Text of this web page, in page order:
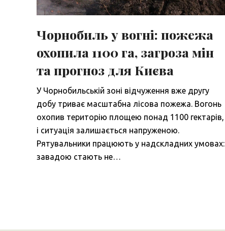
Чорнобиль у вогні: пожежа
охопила 1100 га, загроза мін
та прогноз для Києва
У Чорнобильській зоні відчуження вже другу
добу триває масштабна лісова пожежа. Вогонь
охопив територію площею понад 1100 гектарів,
і ситуація залишається напруженою.
Рятувальники працюють у надскладних умовах:
завадою стають не…